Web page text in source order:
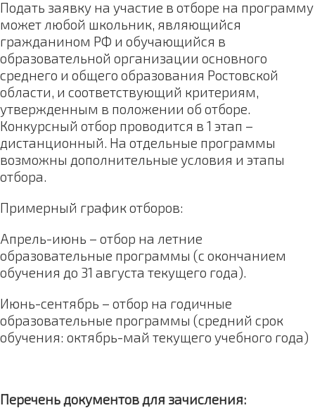
Подать заявку на участие в отборе на программу
может любой школьник, являющийся
гражданином РФ и обучающийся в
образовательной организации основного
среднего и общего образования Ростовской
области, и соответствующий критериям,
утвержденным в положении об отборе.
Конкурсный отбор проводится в 1 этап –
дистанционный. На отдельные программы
возможны дополнительные условия и этапы
отбора.
Примерный график отборов:
Апрель-июнь – отбор на летние
образовательные программы (с окончанием
обучения до 31 августа текущего года).
Июнь-сентябрь – отбор на годичные
образовательные программы (средний срок
обучения: октябрь-май текущего учебного года)
Перечень документов для зачисления: